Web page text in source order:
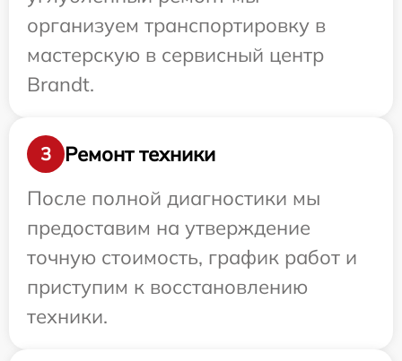
организуем транспортировку в
мастерскую в сервисный центр
Brandt.
3
Ремонт техники
После полной диагностики мы
предоставим на утверждение
точную стоимость, график работ и
приступим к восстановлению
техники.